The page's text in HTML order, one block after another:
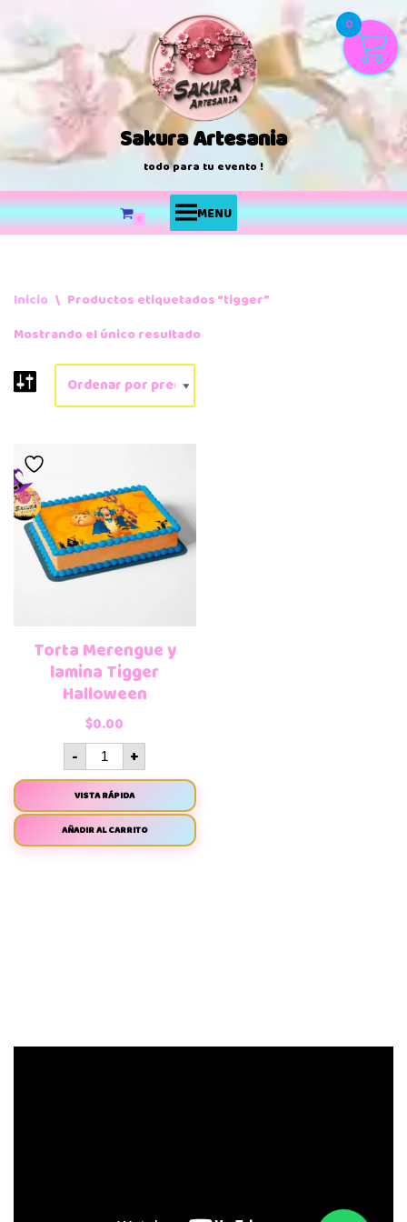
Saltar
al
contenido
Sakura Artesania
todo para tu evento !
0 MENU
Inicio \ Productos etiquetados “tigger”
Mostrando el único resultado
Torta Merengue y
lamina Tigger
Halloween
$0.00
- +
VISTA RÁPIDA
AÑADIR AL CARRITO
0